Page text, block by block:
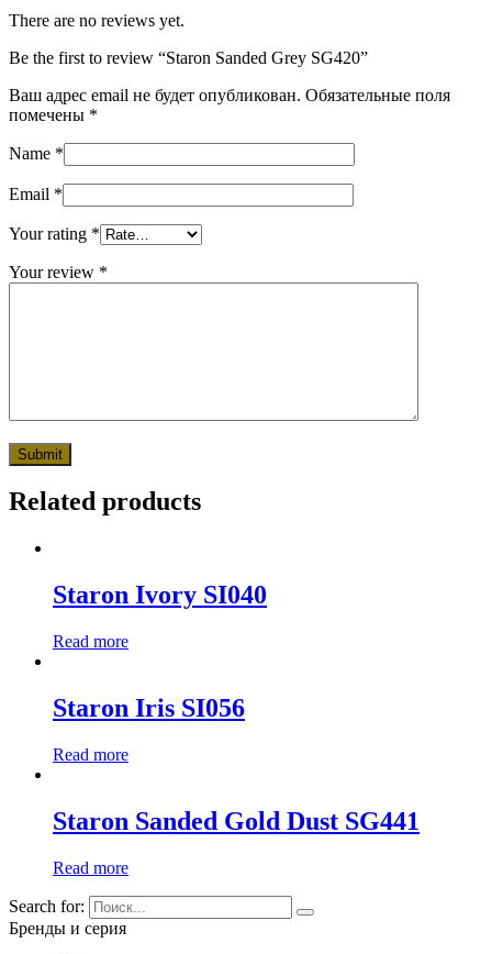
There are no reviews yet.
Be the first to review “Staron Sanded Grey SG420”
Ваш адрес email не будет опубликован. Обязательные поля
помечены *
Name *
Email *
Your rating *
Your review *
Related products
Staron Ivory SI040
Read more
Staron Iris SI056
Read more
Staron Sanded Gold Dust SG441
Read more
Search for:
Бренды и серия